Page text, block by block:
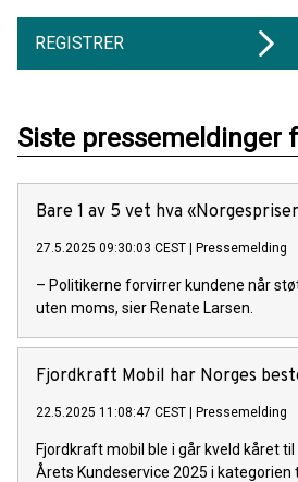
REGISTRER
Siste pressemeldinger
Bare 1 av 5 vet hva
27.5.2025 09:30:03 CEST | Pressemelding
– Politikerne forvirrer kundene når
uten moms, sier Renate Larsen.
Fjordkraft Mobil har Norges
22.5.2025 11:08:47 CEST | Pressemelding
Fjordkraft mobil ble i går kveld kåret til
Årets Kundeservice 2025 i kategorien